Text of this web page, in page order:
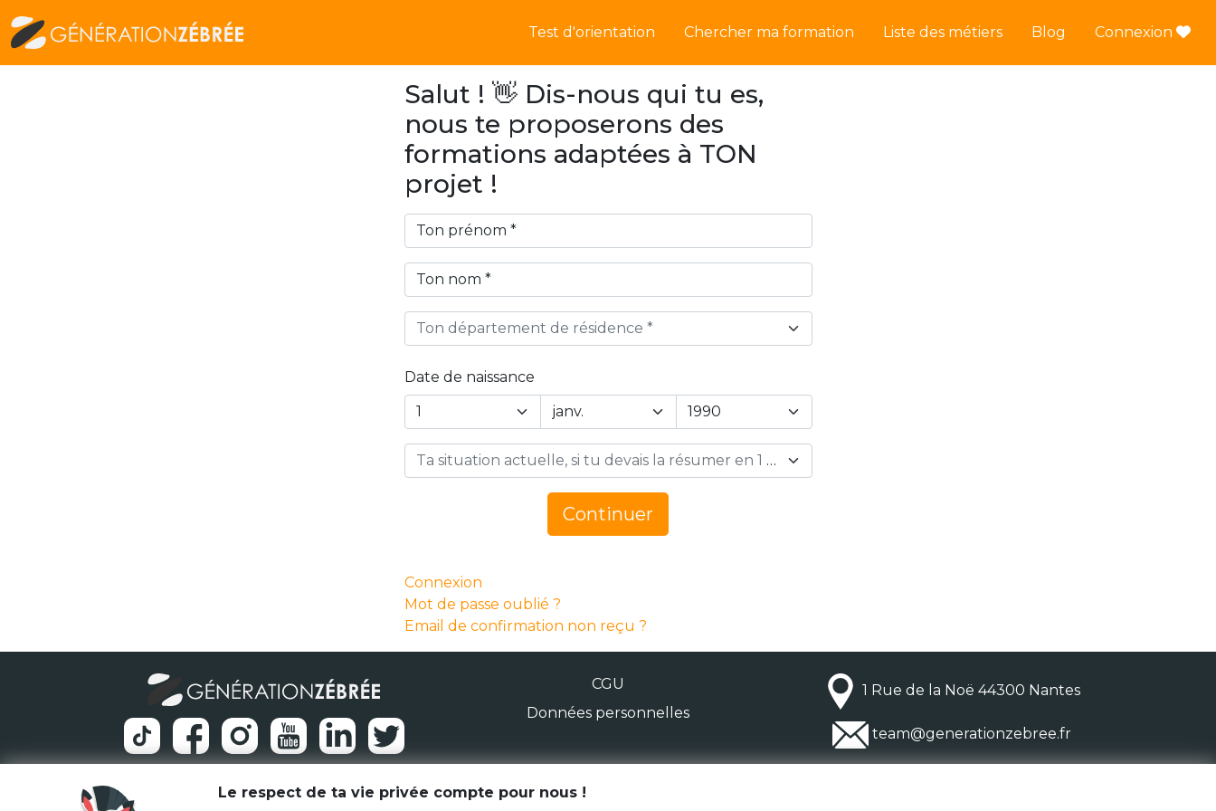
Test d'orientation Chercher ma formation Liste des métiers Blog Connexion
Salut ! 👋 Dis-nous qui tu es,
nous te proposerons des
formations adaptées à TON
projet !
Ton département de résidence *
Date de naissance
Year
Ta situation actuelle, si tu devais la résumer en 1 mot… *
Continuer
Connexion
Mot de passe oublié ?
Email de confirmation non reçu ?
CGU
Données personnelles
1 Rue de la Noë 44300 Nantes
team@generationzebree.fr
© Génération Zébrée 2026
Le respect de ta vie privée compte pour nous !